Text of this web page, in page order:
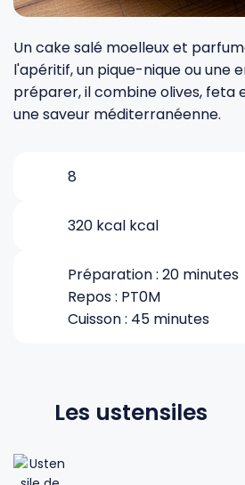
Râteaux
Rouleaux
Évideurs
Couteaux de poche
Pyrex
Un cake salé moelleux et
l'apéritif, un pique-nique ou une
préparer, il combine olives,
une saveur méditerranéenne.
8
320 kcal kcal
Préparation : 20 minutes
Repos : PT0M
Cuisson : 45 minutes
Les ustensiles